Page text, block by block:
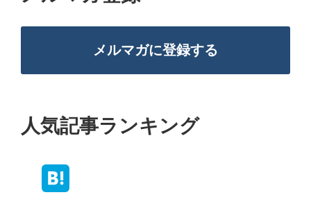
メルマガに登録する
人気記事ランキング